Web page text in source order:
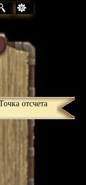
отсчета